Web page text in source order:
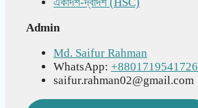
Admin
Md. Saifur Rahman
WhatsApp: +8801719541726
saifur.rahman02@gmail.com